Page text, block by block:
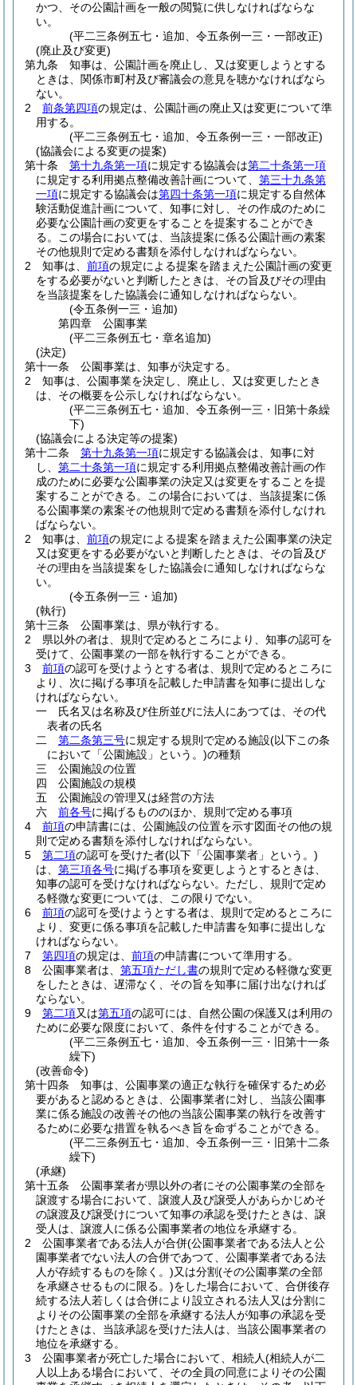
かつ、その公園計画を一般の閲覧に供しなければならな
い。
(平二三条例五七・追加、令五条例一三・一部改正)
(廃止及び変更)
第九条
知事は、公園計画を廃止し、又は変更しようとする
ときは、関係市町村及び審議会の意見を聴かなければなら
ない。
2
前条第四項の規定は、公園計画の廃止又は変更について準
用する。
(平二三条例五七・追加、令五条例一三・一部改正)
(協議会による変更の提案)
第十条
第十九条第一項に規定する協議会は第二十条第一項
に規定する利用拠点整備改善計画について、 第三十九条第
一項に規定する協議会は第四十条第一項に規定する自然体
験活動促進計画について、知事に対し、その作成のために
必要な公園計画の変更をすることを提案することができ
る。
この場合においては、当該提案に係る公園計画の素案
その他規則で定める書類を添付しなければならない。
2
知事は、 前項の規定による提案を踏まえた公園計画の変更
をする必要がないと判断したときは、その旨及びその理由
を当該提案をした協議会に通知しなければならない。
(令五条例一三・追加)
第四章
公園事業
(平二三条例五七・章名追加)
(決定)
第十一条
公園事業は、知事が決定する。
2
知事は、公園事業を決定し、廃止し、又は変更したとき
は、その概要を公示しなければならない。
(平二三条例五七・追加、令五条例一三・旧第十条繰
下)
(協議会による決定等の提案)
第十二条
第十九条第一項に規定する協議会は、知事に対
し、 第二十条第一項に規定する利用拠点整備改善計画の作
成のために必要な公園事業の決定又は変更をすることを提
案することができる。
この場合においては、当該提案に係
る公園事業の素案その他規則で定める書類を添付しなけれ
ばならない。
2
知事は、 前項の規定による提案を踏まえた公園事業の決定
又は変更をする必要がないと判断したときは、その旨及び
その理由を当該提案をした協議会に通知しなければならな
い。
(令五条例一三・追加)
(執行)
第十三条
公園事業は、県が執行する。
2
県以外の者は、規則で定めるところにより、知事の認可を
受けて、公園事業の一部を執行することができる。
3
前項の認可を受けようとする者は、規則で定めるところに
より、次に掲げる事項を記載した申請書を知事に提出しな
ければならない。
一
氏名又は名称及び住所並びに法人にあつては、その代
表者の氏名
二
第二条第三号に規定する規則で定める施設(以下この条
において「公園施設」という。)の種類
三
公園施設の位置
四
公園施設の規模
五
公園施設の管理又は経営の方法
六
前各号に掲げるもののほか、規則で定める事項
4
前項の申請書には、公園施設の位置を示す図面その他の規
則で定める書類を添付しなければならない。
5
第二項の認可を受けた者(以下「公園事業者」という。)
は、 第三項各号に掲げる事項を変更しようとするときは、
知事の認可を受けなければならない。 ただし、規則で定め
る軽微な変更については、この限りでない。
6
前項の認可を受けようとする者は、規則で定めるところに
より、変更に係る事項を記載した申請書を知事に提出しな
ければならない。
7
第四項の規定は、 前項の申請書について準用する。
8
公園事業者は、 第五項ただし書の規則で定める軽微な変更
をしたときは、遅滞なく、その旨を知事に届け出なければ
ならない。
9
第二項又は第五項の認可には、自然公園の保護又は利用の
ために必要な限度において、条件を付することができる。
(平二三条例五七・追加、令五条例一三・旧第十一条
繰下)
(改善命令)
第十四条
知事は、公園事業の適正な執行を確保するため必
要があると認めるときは、公園事業者に対し、当該公園事
業に係る施設の改善その他の当該公園事業の執行を改善す
るために必要な措置を執るべき旨を命ずることができる。
(平二三条例五七・追加、令五条例一三・旧第十二条
繰下)
(承継)
第十五条
公園事業者が県以外の者にその公園事業の全部を
譲渡する場合において、譲渡人及び譲受人があらかじめそ
の譲渡及び譲受けについて知事の承認を受けたときは、譲
受人は、譲渡人に係る公園事業者の地位を承継する。
2
公園事業者である法人が合併(公園事業者である法人と公
園事業者でない法人の合併であつて、公園事業者である法
人が存続するものを除く。)又は分割(その公園事業の全部
を承継させるものに限る。)をした場合において、合併後存
続する法人若しくは合併により設立される法人又は分割に
よりその公園事業の全部を承継する法人が知事の承認を受
けたときは、当該承認を受けた法人は、当該公園事業者の
地位を承継する。
3
公園事業者が死亡した場合において、相続人(相続人が二
人以上ある場合において、その全員の同意によりその公園